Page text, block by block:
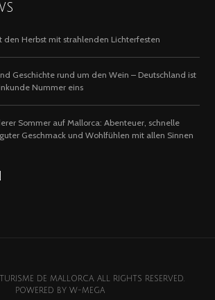
den Herbst mit strahlenden Lichterfesten
Geschichte rund um den Wein – Deutschland ist
Nummer eins
Sommer auf Mallorca: Abenteuer, schnelle
Geschmack und Wohlfühlen mit allen Sinnen
DE MALLORCA. ALL RIGHTS RESERVED.
POWERED BY W-MEGA